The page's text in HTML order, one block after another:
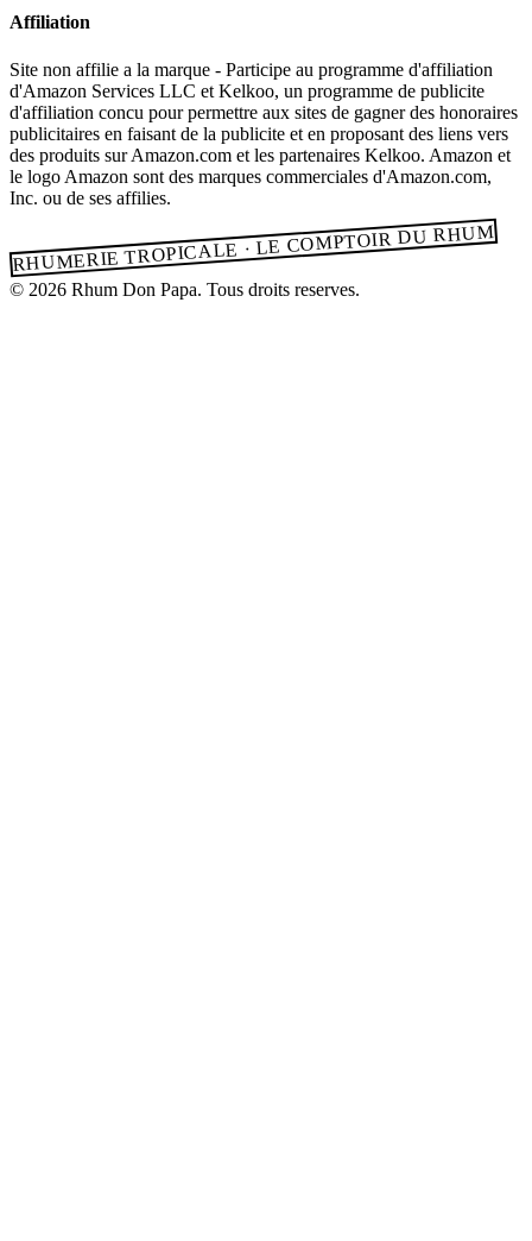
Affiliation
Site non affilie a la marque - Participe au programme d'affiliation
d'Amazon Services LLC et Kelkoo, un programme de publicite
d'affiliation concu pour permettre aux sites de gagner des honoraires
publicitaires en faisant de la publicite et en proposant des liens vers
des produits sur Amazon.com et les partenaires Kelkoo. Amazon et
le logo Amazon sont des marques commerciales d'Amazon.com,
Inc. ou de ses affilies.
RHUMERIE TROPICALE · LE COMPTOIR DU RHUM
© 2026 Rhum Don Papa. Tous droits reserves.